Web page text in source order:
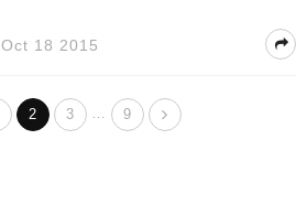
Oct 18 2015
2 3 … 9